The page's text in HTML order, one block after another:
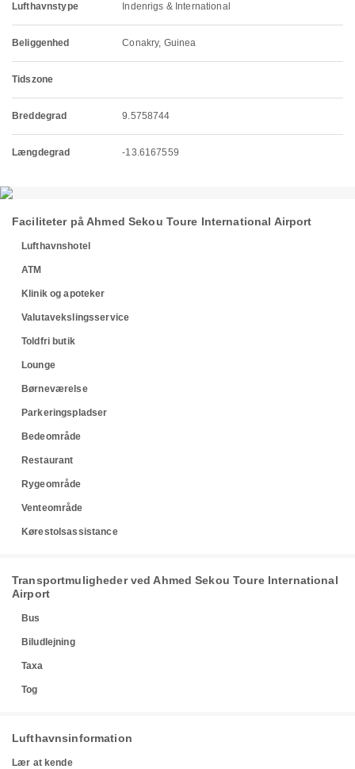
Lufthavnstype Indenrigs & International
Beliggenhed Conakry, Guinea
Tidszone
Breddegrad 9.5758744
Længdegrad -13.6167559
Faciliteter på Ahmed Sekou Toure International Airport
Lufthavnshotel
ATM
Klinik og apoteker
Valutavekslingsservice
Toldfri butik
Lounge
Børneværelse
Parkeringspladser
Bedeområde
Restaurant
Rygeområde
Venteområde
Kørestolsassistance
Transportmuligheder ved Ahmed Sekou Toure International
Airport
Bus
Biludlejning
Taxa
Tog
Lufthavnsinformation
Lær at kende